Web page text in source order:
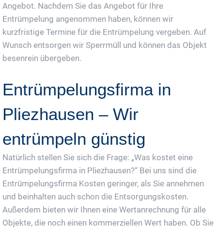
Angebot. Nachdem Sie das Angebot für Ihre
Entrümpelung angenommen haben, können wir
kurzfristige Termine für die Entrümpelung vergeben. Auf
Wunsch entsorgen wir Sperrmüll und können das Objekt
besenrein übergeben.
Entrümpelungsfirma in
Pliezhausen – Wir
entrümpeln günstig
Natürlich stellen Sie sich die Frage: „Was kostet eine
Entrümpelungsfirma in Pliezhausen?“ Bei uns sind die
Entrümpelungsfirma Kosten geringer, als Sie annehmen
und beinhalten auch schon die Entsorgungskosten.
Außerdem bieten wir Ihnen eine Wertanrechnung für alle
Objekte, die noch einen kommerziellen Wert haben. Ob Sie